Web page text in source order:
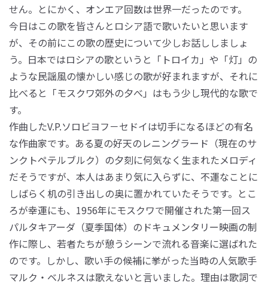
せん。とにかく、オンエア回数は世界一だったのです。
今日はこの歌を皆さんとロシア語で歌いたいと思います
が、その前にこの歌の歴史について少しお話ししましょ
う。日本ではロシアの歌というと「トロイカ」や「灯」の
ような民謡風の懐かしい感じの歌が好まれますが、それに
比べると「モスクワ郊外の夕べ」はもう少し現代的な歌で
す。
作曲したV.P.ソロビヨフ－セドイは切手になるほどの有名
な作曲家です。ある夏の好天のレニングラード（現在のサ
ンクトペテルブルク）の夕刻に何気なく生まれたメロディ
だそうですが、本人はあまり気に入らずに、不運なことに
しばらく机の引き出しの奥に置かれていたそうです。とこ
ろが幸運にも、1956年にモスクワで開催された第一回ス
パルタキアーダ（夏季国体）のドキュメンタリー映画の制
作に際し、若者たちが憩うシーンで流れる音楽に選ばれた
のです。しかし、歌い手の候補に挙がった当時の人気歌手
マルク・ベルネスは歌えないと言いました。理由は歌詞で